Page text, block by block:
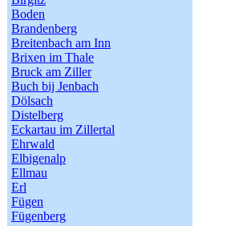
Boden
Brandenberg
Breitenbach am Inn
Brixen im Thale
Bruck am Ziller
Buch bij Jenbach
Dölsach
Distelberg
Eckartau im Zillertal
Ehrwald
Elbigenalp
Ellmau
Erl
Fügen
Fügenberg